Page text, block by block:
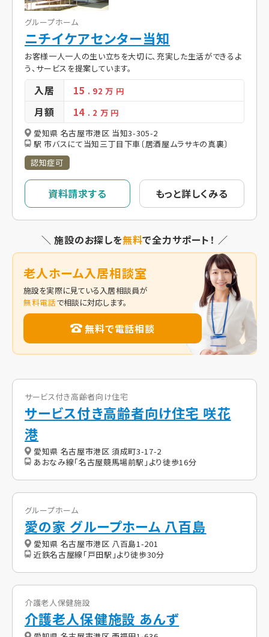
グループホーム
ニチイケアセンター当知
お客様一人一人の生い立ちを大切に、充実した生活ができるよ
う、サービスを提案しています。
入居 15 . 92万 円
月額 14 . 2 万 円
愛知県 名古屋市港区 当知3-305-2
駅 市バスにて当知三丁目下車〔居酒屋ムラサキの真裏〕
認知症可
資料請求する もっと詳しくみる
＼ 施設のお探しを無料で全力サポート！ ／
老人ホーム入居相談室
施設を実際に見ている入居相談員が
無料電話で相談に対応します。
無料で電話相談
サービス付き高齢者向け住宅
サービス付き高齢者向け住宅 咲花
港
愛知県 名古屋市港区 須成町3-17-2
あおなみ線「名古屋競馬場前駅」より徒歩16分
グループホーム
愛の家 グループホーム 八百島
愛知県 名古屋市港区 八百島1-201
近鉄名古屋線「戸田駅」より徒歩30分
介護老人保健施設
介護老人保健施設 あんず